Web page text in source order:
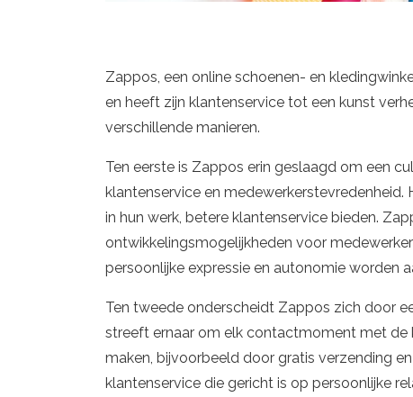
Zappos, een online schoenen- en
en heeft zijn klantenservice tot een kunst
verschillende manieren.
Ten eerste is Zappos erin geslaagd om een
klantenservice en
in hun werk, betere klantenservice bieden.
ontwikkelingsmogelijkheden voor
persoonlijke expressie en autonomie worden
Ten tweede onderscheidt Zappos zich door
streeft ernaar om elk contactmoment met de
maken, bijvoorbeeld door gratis verzending
klantenservice die gericht is op persoonlijke